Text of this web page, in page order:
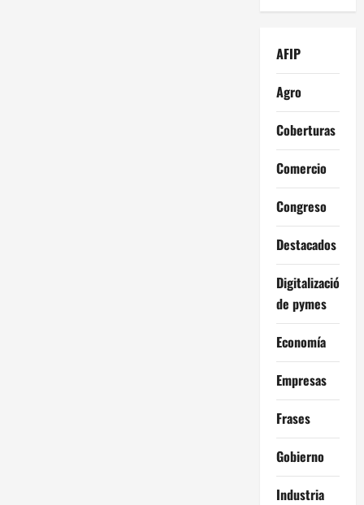
AFIP
Agro
Coberturas
Comercio
Congreso
Destacados
Digitalización
de pymes
Economía
Empresas
Frases
Gobierno
Industria